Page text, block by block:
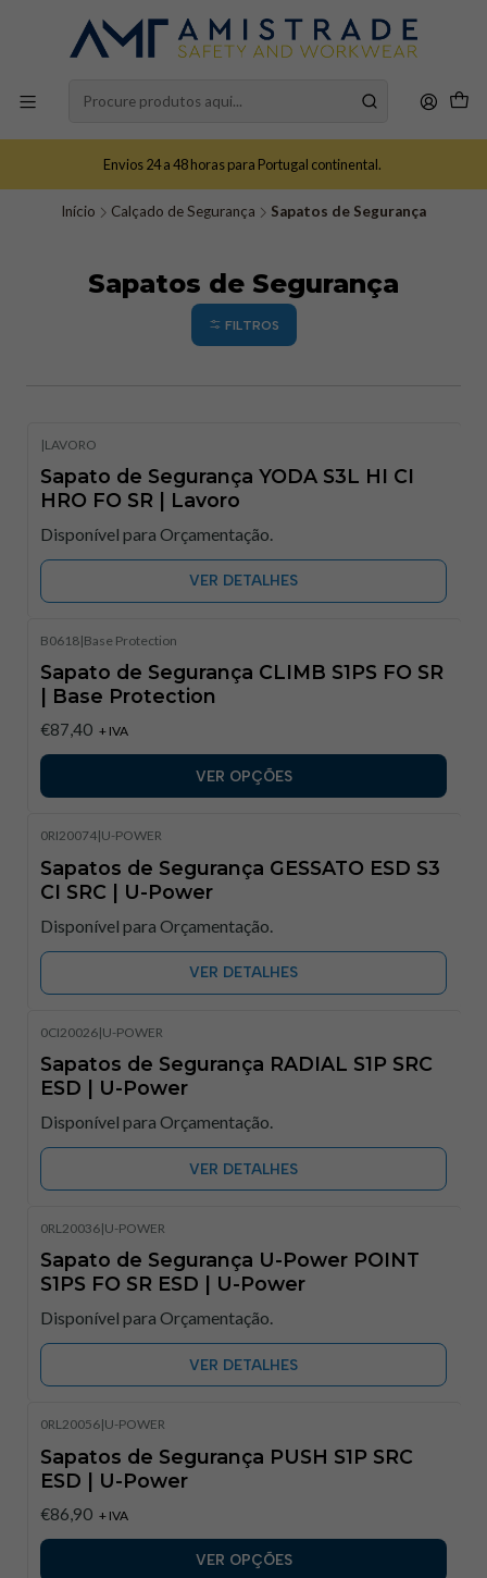
Envios 24 a 48 horas para Portugal continental.
Início Calçado de Segurança Sapatos de Segurança
Sapatos de Segurança
FILTROS
|LAVORO
Sapato de Segurança YODA S3L HI CI
HRO FO SR | Lavoro
Disponível para Orçamentação.
VER DETALHES
B0618|Base Protection
Sapato de Segurança CLIMB S1PS FO SR
| Base Protection
€87,40 + IVA
VER OPÇÕES
0RI20074|U-POWER
Sapatos de Segurança GESSATO ESD S3
CI SRC | U-Power
Disponível para Orçamentação.
VER DETALHES
0CI20026|U-POWER
Sapatos de Segurança RADIAL S1P SRC
ESD | U-Power
Disponível para Orçamentação.
VER DETALHES
0RL20036|U-POWER
Sapato de Segurança U-Power POINT
S1PS FO SR ESD | U-Power
Disponível para Orçamentação.
VER DETALHES
0RL20056|U-POWER
Sapatos de Segurança PUSH S1P SRC
ESD | U-Power
€86,90 + IVA
VER OPÇÕES